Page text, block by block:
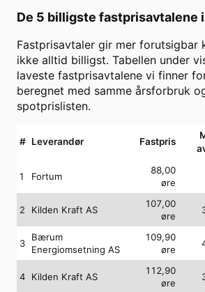
De 5 billigste fastprisavtalene i
Fastprisavtaler gir mer forutsigbar
ikke alltid billigst. Tabellen under
laveste fastprisavtalene vi finner
beregnet med samme årsforbruk
spotprislisten.
# Leverandør Fastpris
1 Fortum
88,00
øre
2 Kilden Kraft AS
107,00
øre
3
Bærum
Energiomsetning AS
109,90
øre
4 Kilden Kraft AS
112,90
øre